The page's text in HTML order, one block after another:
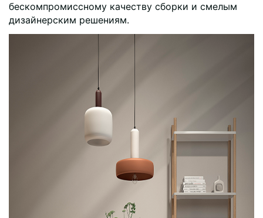
бескомпромиссному качеству сборки и смелым
дизайнерским решениям.